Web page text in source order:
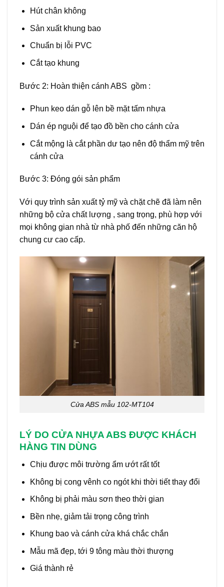
Hút chân không
Sản xuất khung bao
Chuẩn bị lỗi PVC
Cắt tạo khung
Bước 2: Hoàn thiện cánh ABS gồm :
Phun keo dán gỗ lên bề mặt tấm nhựa
Dán ép nguội để tạo đồ bền cho cánh cửa
Cắt mộng là cắt phần dư tạo nên độ thẩm mỹ trên
cánh cửa
Bước 3: Đóng gói sản phẩm
Với quy trình sản xuất tỷ mỹ và chặt chẽ đã làm nên
những bộ cửa chất lượng , sang trọng, phù hợp với
mọi không gian nhà từ nhà phố đến những căn hộ
chung cư cao cấp.
Cửa ABS mẫu 102-MT104
LÝ DO CỬA NHỰA ABS ĐƯỢC KHÁCH
HÀNG TIN DÙNG
Chịu được môi trường ẩm ướt rất tốt
Không bị cong vênh co ngót khi thời tiết thay đổi
Không bị phải màu sơn theo thời gian
Bền nhẹ, giảm tải trọng công trình
Khung bao và cánh cửa khá chắc chắn
Mẫu mã đẹp, tới 9 tông màu thời thượng
Giá thành rẻ